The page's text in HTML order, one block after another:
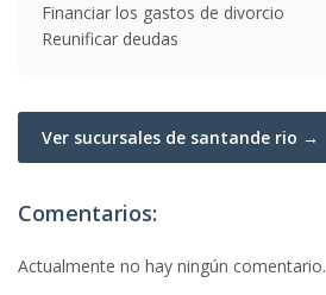
Financiar los gastos de divorcio
Reunificar deudas
Ver sucursales de santande rio →
Comentarios:
Actualmente no hay ningún comentario.